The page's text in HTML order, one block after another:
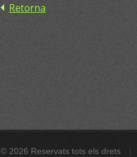
Retorna
© 2026 Reservats tots els drets